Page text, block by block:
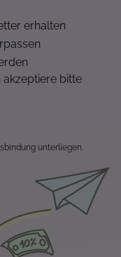
erhalten
akzeptiere bitte
unterliegen.